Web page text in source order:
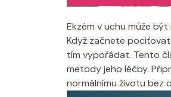
Ekzém v uchu ‍může
Když začnete
tím vypořádat. Tento
metody jeho léčby.
normálnímu životu bez